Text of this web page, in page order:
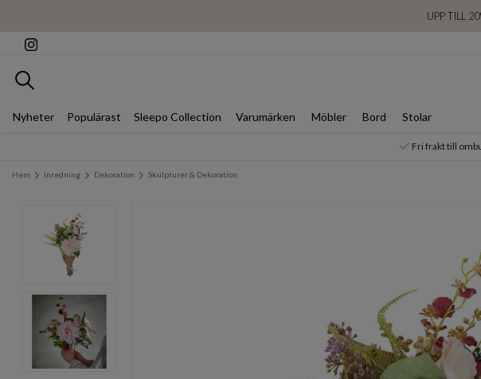
UPP TILL
Sök
Nyheter Populärast Sleepo Collection Varumärken Möbler Bord Stolar
Fri frakt till
Hem Inredning Dekoration Skulpturer & Dekoration
Item